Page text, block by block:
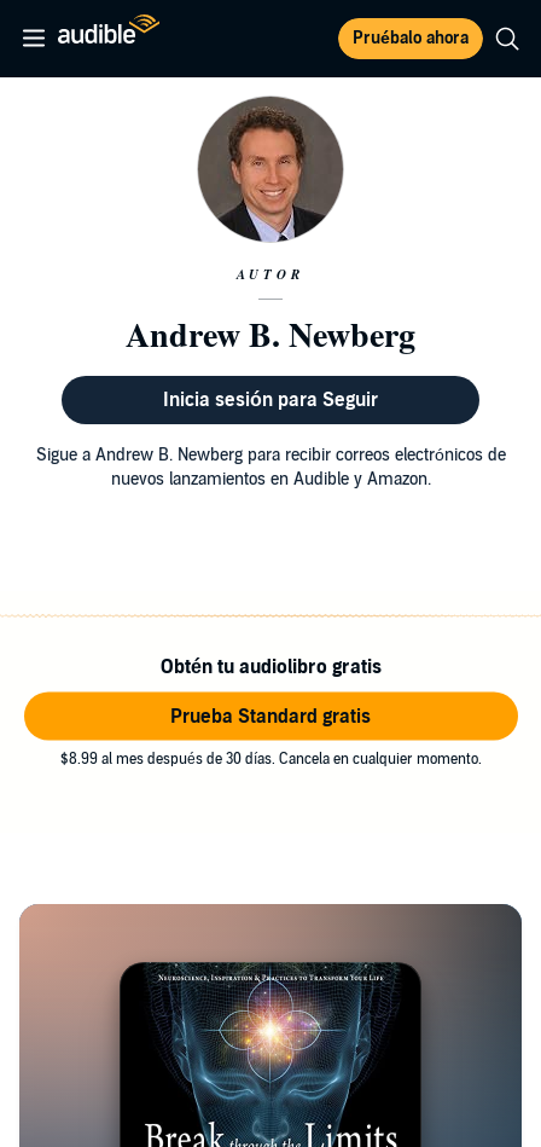
Pruébalo ahora
AUTOR
Andrew B. Newberg
Inicia sesión para Seguir
Sigue a Andrew B. Newberg para recibir correos electrónicos de
nuevos lanzamientos en Audible y Amazon.
Obtén tu audiolibro gratis
Prueba Standard gratis
$8.99 al mes después de 30 días. Cancela en cualquier momento.